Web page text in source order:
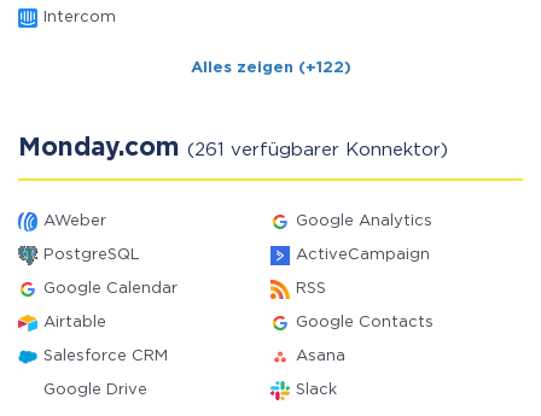
Intercom
Alles zeigen (+122)
Monday.com (261 verfügbarer Konnektor)
AWeber Google Analytics
PostgreSQL ActiveCampaign
Google Calendar RSS
Airtable Google Contacts
Salesforce CRM Asana
Google Drive Slack